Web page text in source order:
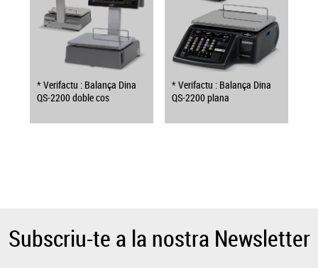
* Verifactu : Balança Dina
QS-2200 doble cos
* Verifactu : Balança Dina
QS-2200 plana
Subscriu-te a la nostra Newsletter